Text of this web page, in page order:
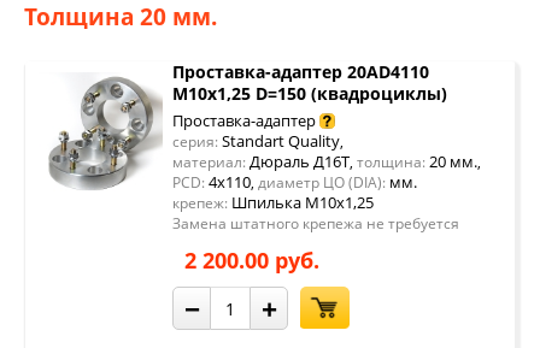
Толщина 20 мм.
Проставка-адаптер 20AD4110
M10x1,25 D=150 (квадроциклы)
Проставка-адаптер
серия: Standart Quality,
материал: Дюраль Д16Т, толщина: 20 мм.,
PCD: 4x110, диаметр ЦО (DIA): мм.
крепеж: Шпилька М10х1,25
Замена штатного крепежа не требуется
2 200.00 руб.
− +